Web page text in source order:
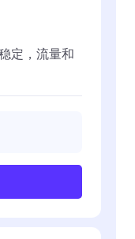
定，流量和